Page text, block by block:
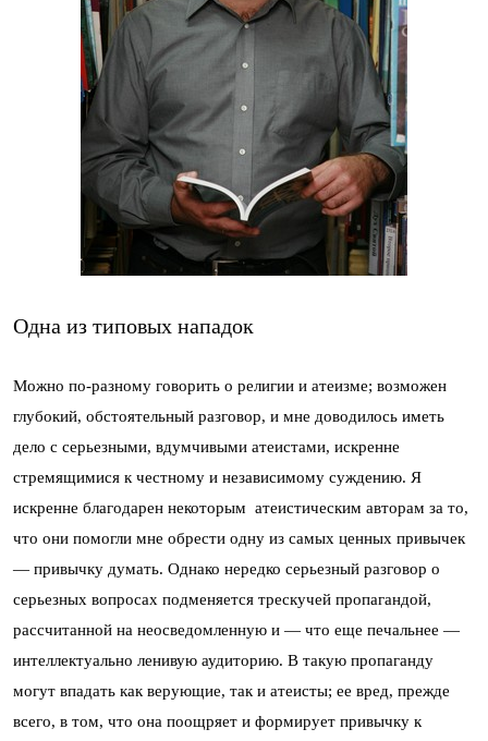
Одна из типовых нападок
Можно по-разному говорить о религии и атеизме; возможен
глубокий, обстоятельный разговор, и мне доводилось иметь
дело с серьезными, вдумчивыми атеистами, искренне
стремящимися к честному и независимому суждению. Я
искренне благодарен некоторым атеистическим авторам за то,
что они помогли мне обрести одну из самых ценных привычек
— привычку думать. Однако нередко серьезный разговор о
серьезных вопросах подменяется трескучей пропагандой,
рассчитанной на неосведомленную и — что еще печальнее —
интеллектуально ленивую аудиторию. В такую пропаганду
могут впадать как верующие, так и атеисты; ее вред, прежде
всего, в том, что она поощряет и формирует привычку к